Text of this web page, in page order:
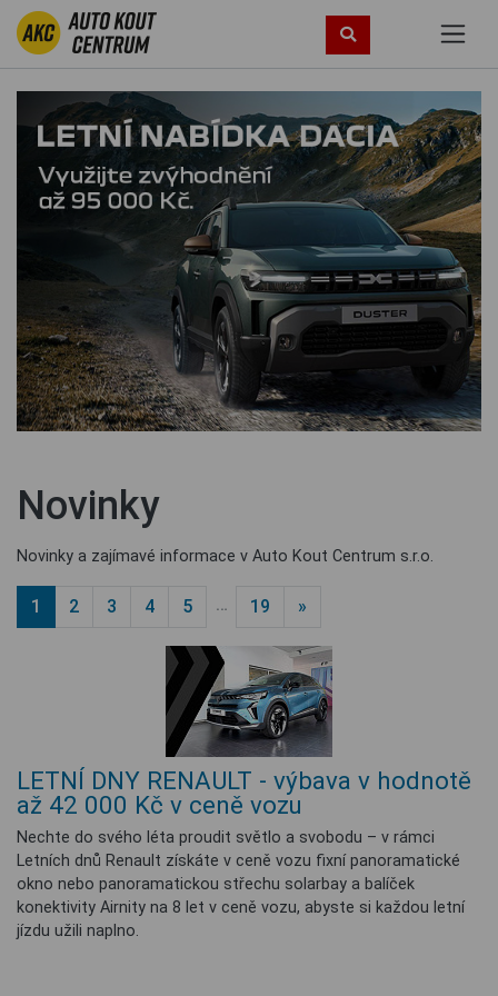
Novinky
Novinky a zajímavé informace v Auto Kout Centrum s.r.o.
1 2 3 4 5 … 19 »
LETNÍ DNY RENAULT - výbava v hodnotě
až 42 000 Kč v ceně vozu
Nechte do svého léta proudit světlo a svobodu – v rámci
Letních dnů Renault získáte v ceně vozu fixní panoramatické
okno nebo panoramatickou střechu solarbay a balíček
konektivity Airnity na 8 let v ceně vozu, abyste si každou letní
jízdu užili naplno.​